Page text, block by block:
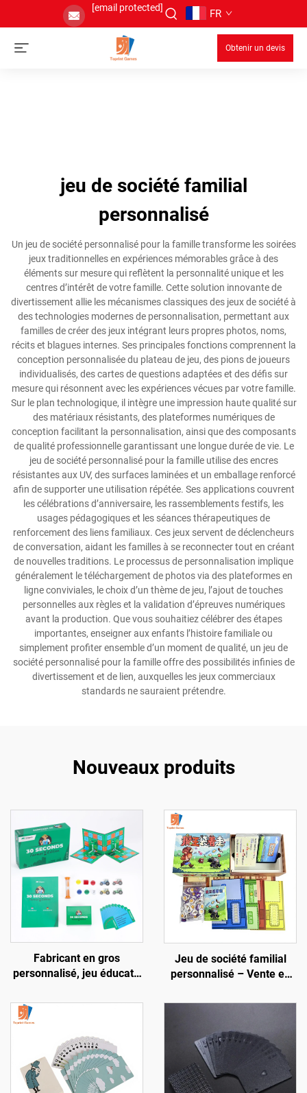
[email protected] FR
Obtenir un devis
jeu de société familial
personnalisé
Un jeu de société personnalisé pour la famille transforme les soirées
jeux traditionnelles en expériences mémorables grâce à des
éléments sur mesure qui reflètent la personnalité unique et les
centres d’intérêt de votre famille. Cette solution innovante de
divertissement allie les mécanismes classiques des jeux de société à
des technologies modernes de personnalisation, permettant aux
familles de créer des jeux intégrant leurs propres photos, noms,
récits et blagues internes. Ses principales fonctions comprennent la
conception personnalisée du plateau de jeu, des pions de joueurs
individualisés, des cartes de questions adaptées et des défis sur
mesure qui résonnent avec les expériences vécues par votre famille.
Sur le plan technologique, il intègre une impression haute qualité sur
des matériaux résistants, des plateformes numériques de
conception facilitant la personnalisation, ainsi que des composants
de qualité professionnelle garantissant une longue durée de vie. Le
jeu de société personnalisé pour la famille utilise des encres
résistantes aux UV, des surfaces laminées et un emballage renforcé
afin de supporter une utilisation répétée. Ses applications couvrent
les célébrations d’anniversaire, les rassemblements festifs, les
usages pédagogiques et les séances thérapeutiques de
renforcement des liens familiaux. Ces jeux servent de déclencheurs
de conversation, aidant les familles à se reconnecter tout en créant
de nouvelles traditions. Le processus de personnalisation implique
généralement le téléchargement de photos via des plateformes en
ligne conviviales, le choix d’un thème de jeu, l’ajout de touches
personnelles aux règles et la validation d’épreuves numériques
avant la production. Que vous souhaitiez célébrer des étapes
importantes, enseigner aux enfants l’histoire familiale ou
simplement profiter ensemble d’un moment de qualité, un jeu de
société personnalisé pour la famille offre des possibilités infinies de
divertissement et de lien, auxquelles les jeux commerciaux
standards ne sauraient prétendre.
Nouveaux produits
Fabricant en gros
personnalisé, jeu éducatif
apprentissage, pièces en
plastique, jeu de société
30 secondes,
personnalisé, pour la
famille
Jeu de société familial
personnalisé – Vente en
personnalisation complète